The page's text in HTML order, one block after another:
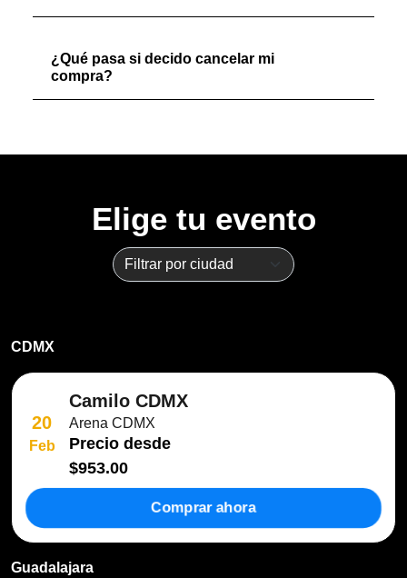
¿Qué pasa si decido cancelar mi
compra?
Elige tu evento
CDMX
20
Feb
Camilo CDMX
Arena CDMX
Precio desde
$953.00
Comprar ahora
Guadalajara